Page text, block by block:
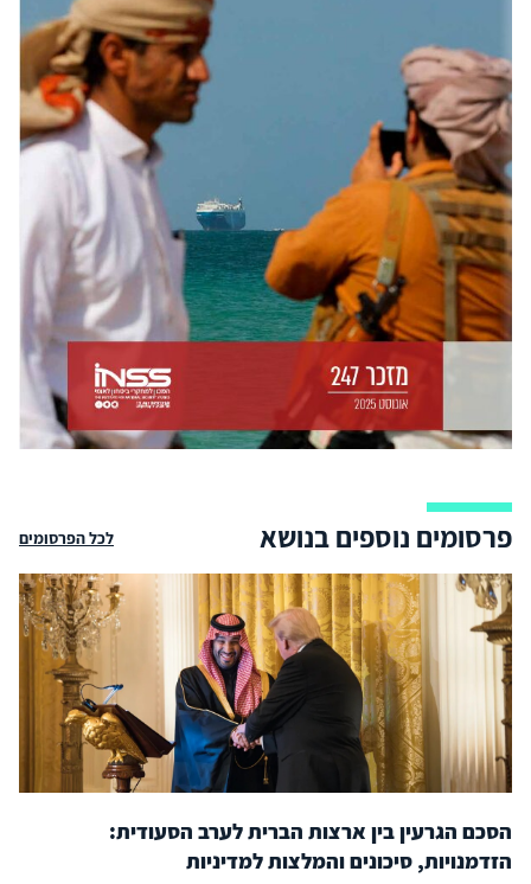
פרסומים נוספים בנושא לכל הפרסומים
הסכם הגרעין בין ארצות הברית לערב הסעודית:
הזדמנויות, סיכונים והמלצות למדיניות